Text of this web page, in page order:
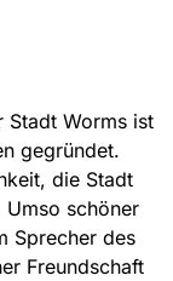
Stadt Worms ist
gegründet.
die Stadt
schöner
Sprecher des
Freundschaft